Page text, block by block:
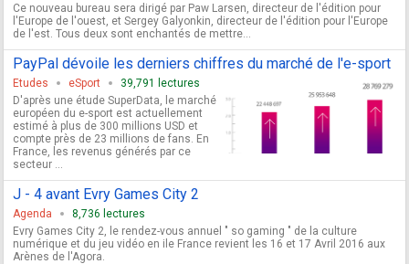
Ce nouveau bureau sera dirigé par Paw Larsen, directeur de l'édition pour
l'Europe de l'ouest, et Sergey Galyonkin, directeur de l'édition pour l'Europe
de l'est. Tous deux sont enchantés de mettre...
PayPal dévoile les derniers chiffres du marché de l'e-sport
Etudes eSport
39,791 lectures
D'après une étude SuperData, le marché
européen du e-sport est actuellement
estimé à plus de 300 millions USD et
compte près de 23 millions de fans. En
France, les revenus générés par ce
secteur ...
J - 4 avant Evry Games City 2
Agenda
8,736 lectures
Evry Games City 2, le rendez-vous annuel " so gaming " de la culture
numérique et du jeu vidéo en ile France revient les 16 et 17 Avril 2016 aux
Arènes de l'Agora.